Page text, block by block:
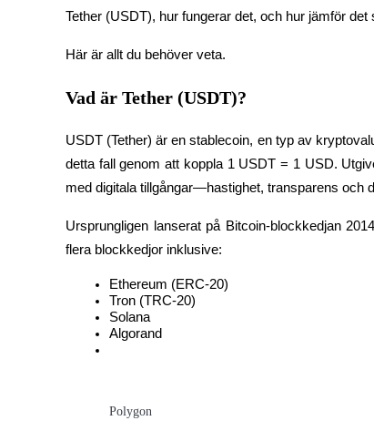
Tether (USDT), hur fungerar det, och hur jämför
Här är allt du behöver veta.
Vad är Tether (USDT)?
USDT (Tether) är en stablecoin, en typ av
detta fall genom att koppla 1 USDT = 1 USD.
med digitala tillgångar—hastighet, transparens och
Ursprungligen lanserat på Bitcoin-blockkedjan
flera blockkedjor inklusive:
Ethereum (ERC-20)
Tron (TRC-20)
Solana
Algorand
Polygon